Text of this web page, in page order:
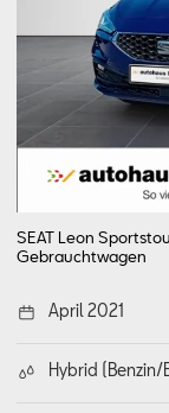
SEAT Leon
Gebrauchtwagen
April 2021
Hybrid (Benzin/